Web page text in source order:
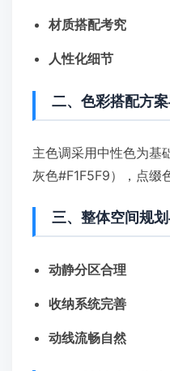
材质搭配考究
人性化细节
二、色彩搭配方
主色调采用中性色为基
灰色#F1F5F9），点缀
三、整体空间规
动静分区合理
收纳系统完善
动线流畅自然